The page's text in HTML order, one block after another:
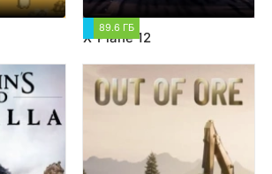
89.6 ГБ
X-Plane 12